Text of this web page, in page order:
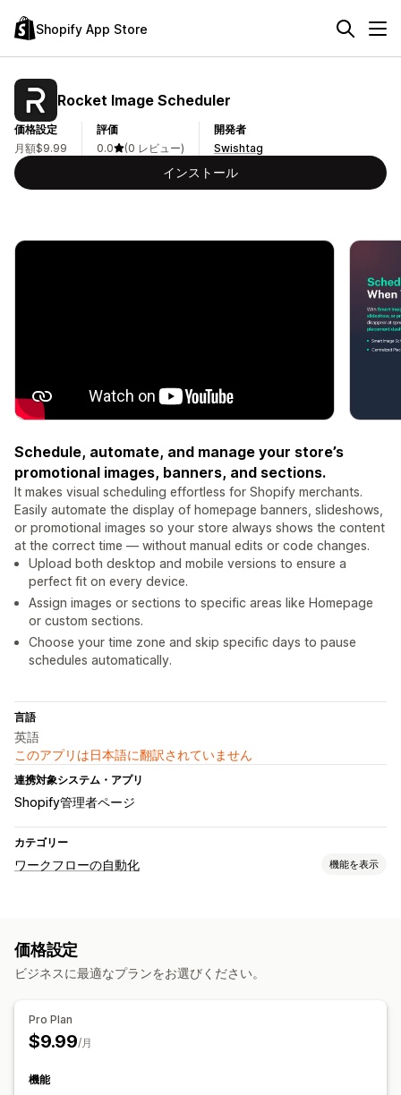
Shopify App Store
Rocket Image Scheduler
価格設定
月額$9.99
評価
0.0
(0 レビュー)
開発者
Swishtag
インストール
Schedule, automate, and manage your store’s
promotional images, banners, and sections.
It makes visual scheduling effortless for Shopify merchants.
Easily automate the display of homepage banners, slideshows,
or promotional images so your store always shows the content
at the correct time — without manual edits or code changes.
Upload both desktop and mobile versions to ensure a
perfect fit on every device.
Assign images or sections to specific areas like Homepage
or custom sections.
Choose your time zone and skip specific days to pause
schedules automatically.
言語
英語
このアプリは日本語に翻訳されていません
連携対象システム・アプリ
Shopify管理者ページ
カテゴリー
ワークフローの自動化 機能を表示
カスタマイズ
価格設定
ビジネスに最適なプランをお選びください。
Pro Plan
$9.99/月
機能